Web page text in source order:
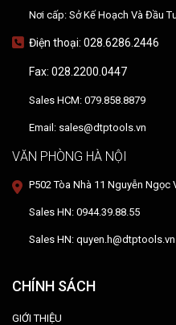
Nơi cấp: Sở Kế Hoạch Và Đầu
Điện thoại: 028.6286.2446
Fax: 028.2200.0447
Sales HCM: 079.858.8879
Email: sales@dtptools.vn
VĂN PHÒNG HÀ NỘI
P502 Tòa Nhà 11 Nguyễn Ngọc
Sales HN: 0944.39.88.55
Sales HN: quyen.h@dtptools.vn
CHÍNH SÁCH
GIỚI THIỆU